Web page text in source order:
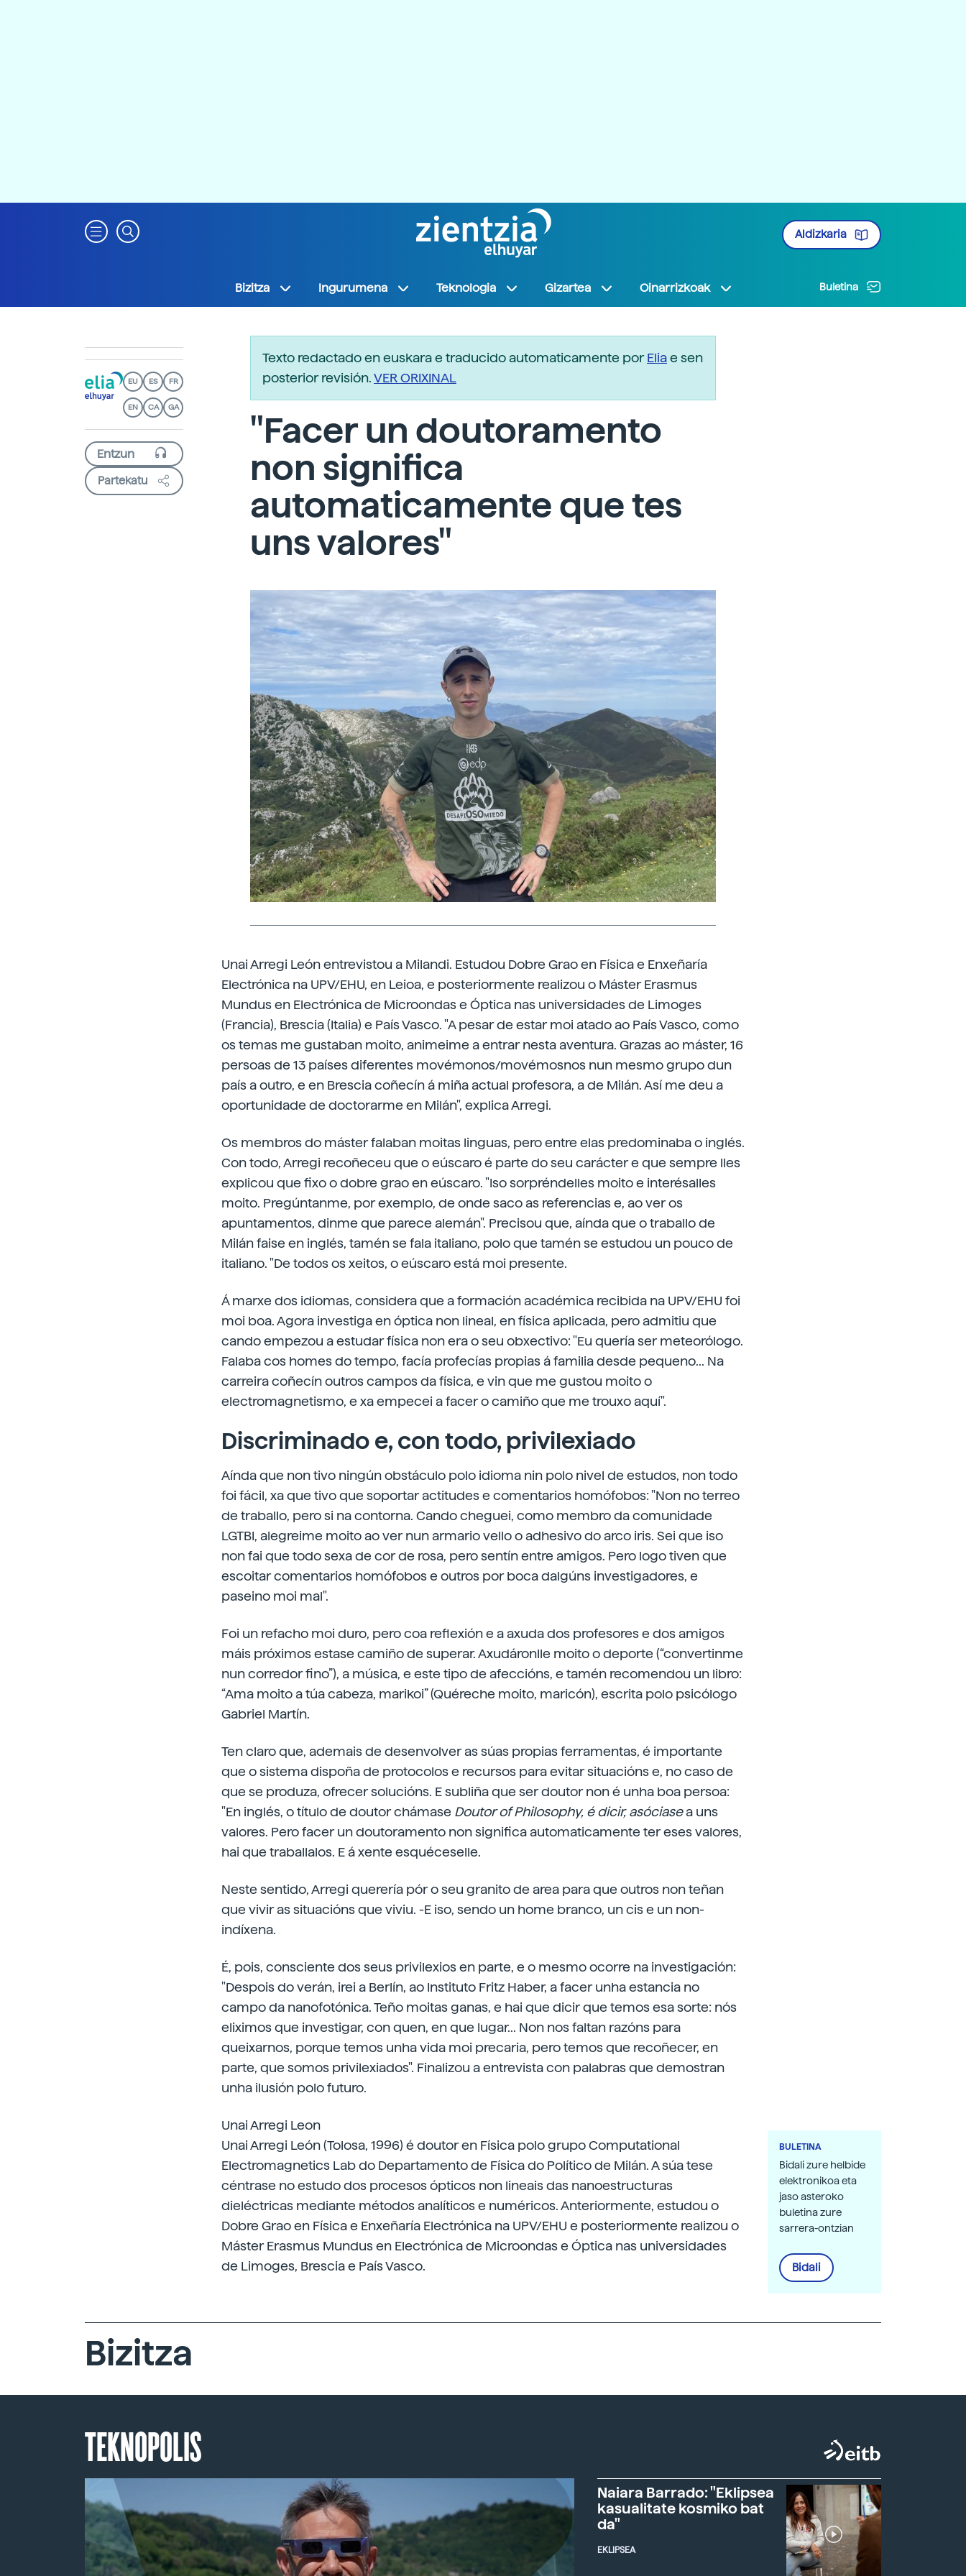
Aldizkaria
Bizitza Ingurumena Teknologia Gizartea Oinarrizkoak Buletina
EU ES FR
EN CA GA
Partekatu
Texto redactado en euskara e traducido automaticamente porEliae sen
posterior revisión.VER ORIXINAL
"Facer un doutoramento
non significa
automaticamente que tes
uns valores"
Unai Arregi León entrevistou a Milandi. Estudou Dobre Grao en Física e Enxeñaría
Electrónica na UPV/EHU, en Leioa, e posteriormente realizou o Máster Erasmus
Mundus en Electrónica de Microondas e Óptica nas universidades de Limoges
(Francia), Brescia (Italia) e País Vasco. "A pesar de estar moi atado ao País Vasco, como
os temas me gustaban moito, animeime a entrar nesta aventura. Grazas ao máster, 16
persoas de 13 países diferentes movémonos/movémosnos nun mesmo grupo dun
país a outro, e en Brescia coñecín á miña actual profesora, a de Milán. Así me deu a
oportunidade de doctorarme en Milán", explica Arregi.
Os membros do máster falaban moitas linguas, pero entre elas predominaba o inglés.
Con todo, Arregi recoñeceu que o eúscaro é parte do seu carácter e que sempre lles
explicou que fixo o dobre grao en eúscaro. "Iso sorpréndelles moito e interésalles
moito. Pregúntanme, por exemplo, de onde saco as referencias e, ao ver os
apuntamentos, dinme que parece alemán". Precisou que, aínda que o traballo de
Milán faise en inglés, tamén se fala italiano, polo que tamén se estudou un pouco de
italiano. "De todos os xeitos, o eúscaro está moi presente.
Á marxe dos idiomas, considera que a formación académica recibida na UPV/EHU foi
moi boa. Agora investiga en óptica non lineal, en física aplicada, pero admitiu que
cando empezou a estudar física non era o seu obxectivo: "Eu quería ser meteorólogo.
Falaba cos homes do tempo, facía profecías propias á familia desde pequeno... Na
carreira coñecín outros campos da física, e vin que me gustou moito o
electromagnetismo, e xa empecei a facer o camiño que me trouxo aquí".
Discriminado e, con todo, privilexiado
Aínda que non tivo ningún obstáculo polo idioma nin polo nivel de estudos, non todo
foi fácil, xa que tivo que soportar actitudes e comentarios homófobos: "Non no terreo
de traballo, pero si na contorna. Cando cheguei, como membro da comunidade
LGTBI, alegreime moito ao ver nun armario vello o adhesivo do arco iris. Sei que iso
non fai que todo sexa de cor de rosa, pero sentín entre amigos. Pero logo tiven que
escoitar comentarios homófobos e outros por boca dalgúns investigadores, e
paseino moi mal".
Foi un refacho moi duro, pero coa reflexión e a axuda dos profesores e dos amigos
máis próximos estase camiño de superar. Axudáronlle moito o deporte (“convertinme
nun corredor fino”), a música, e este tipo de afeccións, e tamén recomendou un libro:
“Ama moito a túa cabeza, marikoi” (Quéreche moito, maricón), escrita polo psicólogo
Gabriel Martín.
Ten claro que, ademais de desenvolver as súas propias ferramentas, é importante
que o sistema dispoña de protocolos e recursos para evitar situacións e, no caso de
que se produza, ofrecer solucións. E subliña que ser doutor non é unha boa persoa:
"En inglés, o título de doutor chámase Doutor of Philosophy, é dicir, asóciasea uns
valores. Pero facer un doutoramento non significa automaticamente ter eses valores,
hai que traballalos. E á xente esquéceselle.
Neste sentido, Arregi querería pór o seu granito de area para que outros non teñan
que vivir as situacións que viviu. -E iso, sendo un home branco, un cis e un non-
indíxena.
É, pois, consciente dos seus privilexios en parte, e o mesmo ocorre na investigación:
"Despois do verán, irei a Berlín, ao Instituto Fritz Haber, a facer unha estancia no
campo da nanofotónica. Teño moitas ganas, e hai que dicir que temos esa sorte: nós
eliximos que investigar, con quen, en que lugar... Non nos faltan razóns para
queixarnos, porque temos unha vida moi precaria, pero temos que recoñecer, en
parte, que somos privilexiados". Finalizou a entrevista con palabras que demostran
unha ilusión polo futuro.
Unai Arregi Leon
Unai Arregi León (Tolosa, 1996) é doutor en Física polo grupo Computational
Electromagnetics Lab do Departamento de Física do Político de Milán. A súa tese
céntrase no estudo dos procesos ópticos non lineais das nanoestructuras
dieléctricas mediante métodos analíticos e numéricos. Anteriormente, estudou o
Dobre Grao en Física e Enxeñaría Electrónica na UPV/EHU e posteriormente realizou o
Máster Erasmus Mundus en Electrónica de Microondas e Óptica nas universidades
de Limoges, Brescia e País Vasco.
BULETINA
Bidali zure helbide
elektronikoa eta
jaso asteroko
buletina zure
sarrera-ontzian
Bidali
Bizitza
TEKNOPOLIS
Naiara Barrado: "Eklipsea
kasualitate kosmiko bat
da"
EKLIPSEA